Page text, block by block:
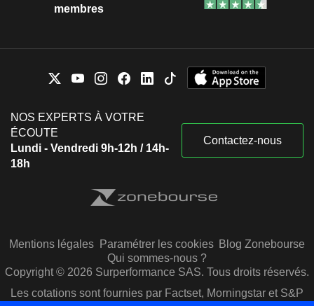
membres
NOS EXPERTS À VOTRE
ÉCOUTE
Lundi - Vendredi 9h-12h / 14h-
18h
Contactez-nous
Mentions légales Paramétrer les cookies Blog Zonebourse
Qui sommes-nous ?
Copyright © 2026 Surperformance SAS. Tous droits réservés.
Les cotations sont fournies par Factset, Morningstar et S&P